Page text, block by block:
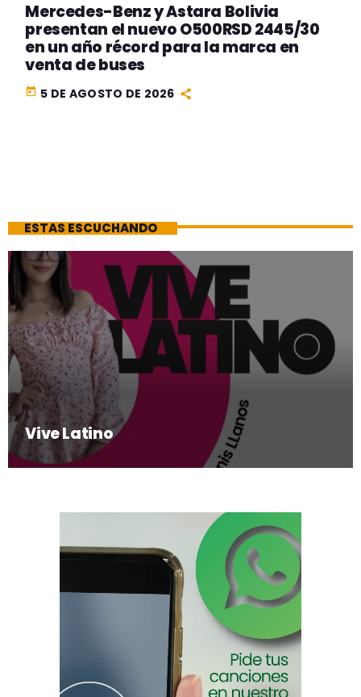
Mercedes-Benz y Astara Bolivia
presentan el nuevo O500RSD 2445/30
en un año récord para la marca en
venta de buses
today 5 DE AGOSTO DE 2026
ESTAS ESCUCHANDO
Vive Latino